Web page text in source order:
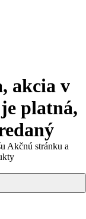
akcia v
platná,
Akčnú stránku a